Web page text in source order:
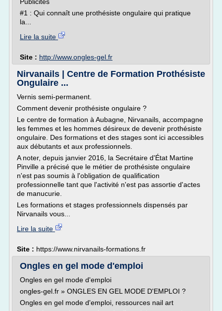
#1 : Qui connaît une prothésiste ongulaire qui pratique
la...
Lire la suite
Site : http://www.ongles-gel.fr
Nirvanails | Centre de Formation Prothésiste
Ongulaire ...
Vernis semi-permanent.
Comment devenir prothésiste ongulaire ?
Le centre de formation à Aubagne, Nirvanails, accompagne
les femmes et les hommes désireux de devenir prothésiste
ongulaire. Des formations et des stages sont ici accessibles
aux débutants et aux professionnels.
A noter, depuis janvier 2016, la Secrétaire d'État Martine
Pinville a précisé que le métier de prothésiste ongulaire
n'est pas soumis à l'obligation de qualification
professionnelle tant que l'activité n'est pas assortie d'actes
de manucurie.
Les formations et stages professionnels dispensés par
Nirvanails vous...
Lire la suite
Site : https://www.nirvanails-formations.fr
Ongles en gel mode d'emploi
Ongles en gel mode d'emploi
ongles-gel.fr » ONGLES EN GEL MODE D'EMPLOI ?
Ongles en gel mode d'emploi, ressources nail art